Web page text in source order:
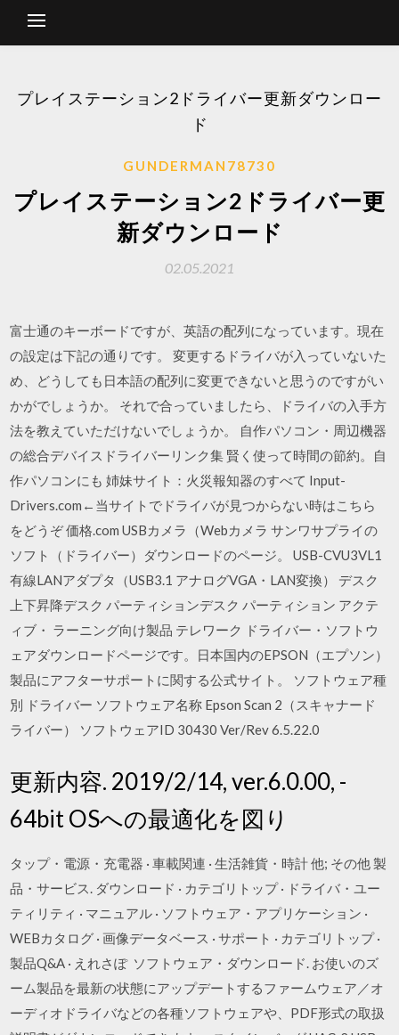
プレイステーション2ドライバー更新ダウンロー
ド
GUNDERMAN78730
プレイステーション2ドライバー更
新ダウンロード
02.05.2021
富士通のキーボードですが、英語の配列になっています。現在
の設定は下記の通りです。 変更するドライバが入っていないた
め、どうしても日本語の配列に変更できないと思うのですがい
かがでしょうか。 それで合っていましたら、ドライバの入手方
法を教えていただけないでしょうか。 自作パソコン・周辺機器
の総合デバイスドライバーリンク集 賢く使って時間の節約。自
作パソコンにも 姉妹サイト：火災報知器のすべて Input-
Drivers.com←当サイトでドライバが見つからない時はこちら
をどうぞ 価格.com USBカメラ（Webカメラ サンワサプライの
ソフト（ドライバー）ダウンロードのページ。 USB-CVU3VL1
有線LANアダプタ（USB3.1 アナログVGA・LAN変換） デスク
上下昇降デスク パーティションデスク パーティション アクテ
ィブ・ ラーニング向け製品 テレワーク ドライバー・ソフトウ
ェアダウンロードページです。日本国内のEPSON（エプソン）
製品にアフターサポートに関する公式サイト。 ソフトウェア種
別 ドライバー ソフトウェア名称 Epson Scan 2（スキャナード
ライバー） ソフトウェアID 30430 Ver/Rev 6.5.22.0
更新内容. 2019/2/14, ver.6.0.00, -
64bit OSへの最適化を図り
タップ・電源・充電器 · 車載関連 · 生活雑貨・時計 他; その他 製
品・サービス. ダウンロード · カテゴリトップ · ドライバ・ユー
ティリティ · マニュアル · ソフトウェア・アプリケーション ·
WEBカタログ · 画像データベース · サポート · カテゴリトップ ·
製品Q&A · えれさぽ ソフトウェア・ダウンロード. お使いのズ
ーム製品を最新の状態にアップデートするファームウェア／オ
ーディオドライバなどの各種ソフトウェアや、PDF形式の取扱